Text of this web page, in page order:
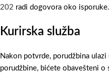
202 radi dogovora oko isporuke.
Kurirska služba
Nakon potvrde, porudžbina
porudžbine, bićete obavešteni o